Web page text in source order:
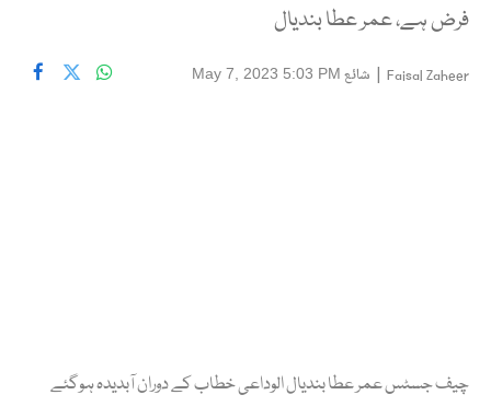
فرض ہے، عمر عطا بندیال
Faisal Zaheer
| شائع May 7, 2023 5:03 PM
چیف جسٹس عمر عطا بندیال الوداعی خطاب کے دوران آبدیدہ ہوگئے